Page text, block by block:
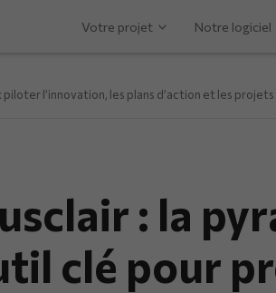
Votre projet Notre logiciel
l’innovation, les plans d’action et les projets
: la
clé pour